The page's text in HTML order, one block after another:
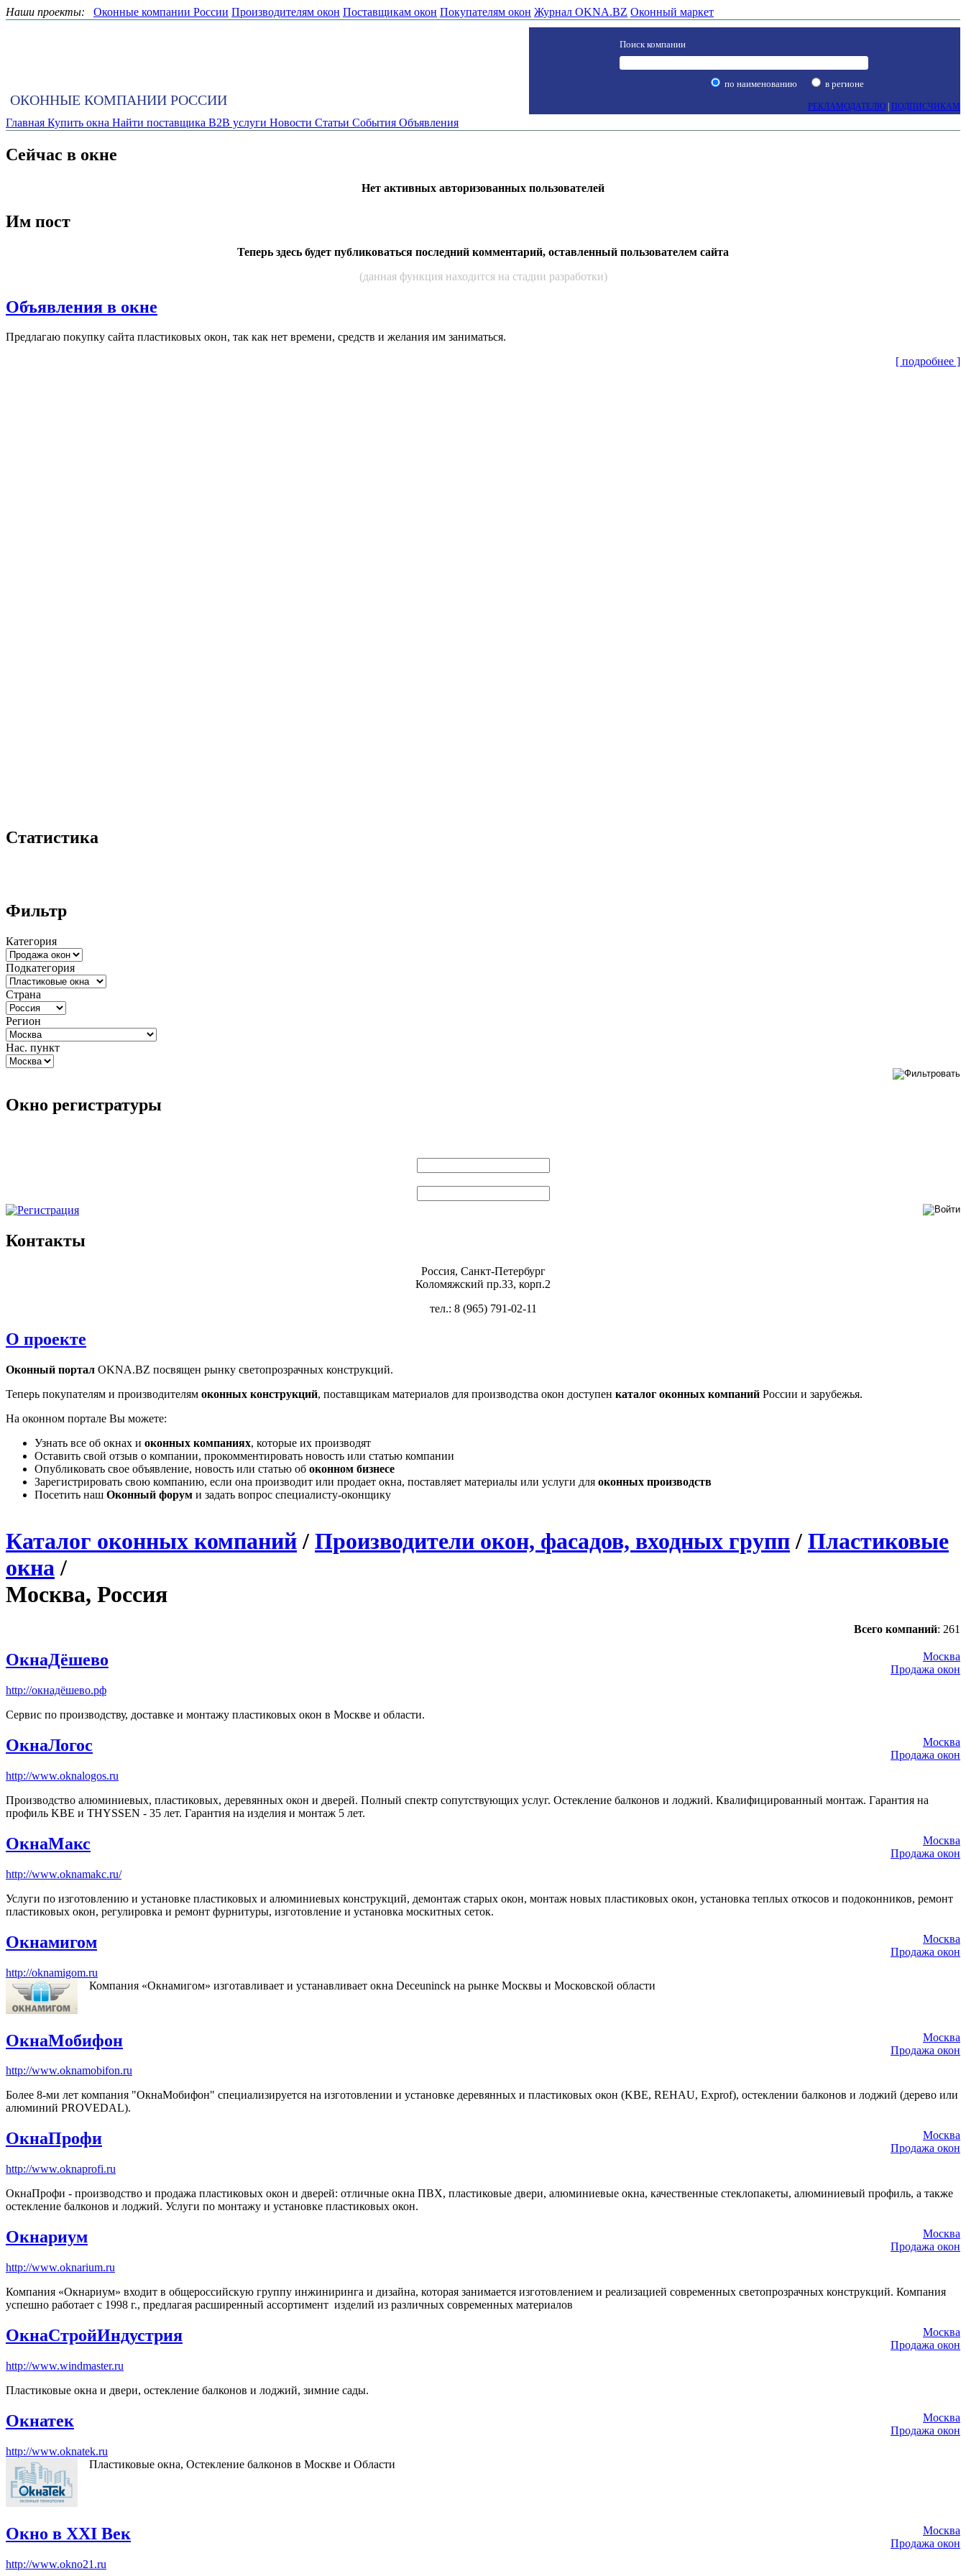
Наши проекты: Оконные компании России Производителям окон Поставщикам окон Покупателям окон Журнал OKNA.BZ Оконный маркет
ОКОННЫЕ КОМПАНИИ РОССИИ
Поиск компании
по наименованию в регионе
РЕКЛАМОДАТЕЛЮ ПОДПИСЧИКАМ
Главная Купить окна Найти поставщика B2B услуги Новости Статьи События Объявления
Сейчас в окне
Нет активных авторизованных пользователей
Им пост
Теперь здесь будет публиковаться последний комментарий, оставленный пользователем сайта
(данная функция находится на стадии разработки)
Объявления в окне
Пред­ла­гаю по­куп­ку сай­та плас­ти­ковых окон, так как нет вре­мени, средств и же­лания им за­нимать­ся.
[ подробнее ]
Статистика
Фильтр
Категория
Подкатегория
Страна
Регион
Нас. пункт
Окно регистратуры
Контакты
Россия, Санкт-Петербург
Коломяжский пр.33, корп.2
тел.: 8 (965) 791-02-11
О проекте
Оконный портал OKNA.BZ посвящен рынку светопрозрачных конструкций.
Теперь покупателям и производителям оконных конструкций, поставщикам материалов для производства окон доступен каталог оконных компаний России и зарубежья.
На оконном портале Вы можете:
Узнать все об окнах и оконных компаниях, которые их производят
Оставить свой отзыв о компании, прокомментировать новость или статью компании
Опубликовать свое объявление, новость или статью об оконном бизнесе
Зарегистрировать свою компанию, если она производит или продает окна, поставляет материалы или услуги для оконных производств
Посетить наш Оконный форум и задать вопрос специалисту-оконщику
Каталог оконных компаний / Производители окон, фасадов, входных групп / Пластиковые
окна /
Москва, Россия
Всего компаний: 261
Москва
Продажа окон
ОкнаДёшево
http://окнадёшево.рф
Сервис по производству, доставке и монтажу пластиковых окон в Москве и области.
Москва
Продажа окон
ОкнаЛогос
http://www.oknalogos.ru
Производство алюминиевых, пластиковых, деревянных окон и дверей. Полный спектр сопутствующих услуг. Остекление балконов и лоджий. Квалифицированный монтаж. Гарантия на
профиль KBE и THYSSEN - 35 лет. Гарантия на изделия и монтаж 5 лет.
Москва
Продажа окон
ОкнаМакс
http://www.oknamakc.ru/
Услуги по изготовлению и установке пластиковых и алюминиевых конструкций, демонтаж старых окон, монтаж новых пластиковых окон, установка теплых откосов и подоконников, ремонт
пластиковых окон, регулировка и ремонт фурнитуры, изготовление и установка москитных сеток.
Москва
Продажа окон
Окнамигом
http://oknamigom.ru
Компания «Окнамигом» изготавливает и устанавливает окна Deceuninck на рынке Москвы и Московской области
Москва
Продажа окон
ОкнаМобифон
http://www.oknamobifon.ru
Более 8-ми лет компания "ОкнаМобифон" специализируется на изготовлении и установке деревянных и пластиковых окон (KBE, REHAU, Exprof), остеклении балконов и лоджий (дерево или
алюминий PROVEDAL).
Москва
Продажа окон
ОкнаПрофи
http://www.oknaprofi.ru
ОкнаПрофи - производство и продажа пластиковых окон и дверей: отличные окна ПВХ, пластиковые двери, алюминиевые окна, качественные стеклопакеты, алюминиевый профиль, а также
остекление балконов и лоджий. Услуги по монтажу и установке пластиковых окон.
Москва
Продажа окон
Окнариум
http://www.oknarium.ru
Компания «Окнариум» входит в общероссийскую группу инжиниринга и дизайна, которая занимается изготовлением и реализацией современных светопрозрачных конструкций. Компания
успешно работает с 1998 г., предлагая расширенный ассортимент изделий из различных современных материалов
Москва
Продажа окон
ОкнаСтройИндустрия
http://www.windmaster.ru
Пластиковые окна и двери, остекление балконов и лоджий, зимние сады.
Москва
Продажа окон
Окнатек
http://www.oknatek.ru
Пластиковые окна, Остекление балконов в Москве и Области
Москва
Продажа окон
Окно в XXI Век
http://www.okno21.ru